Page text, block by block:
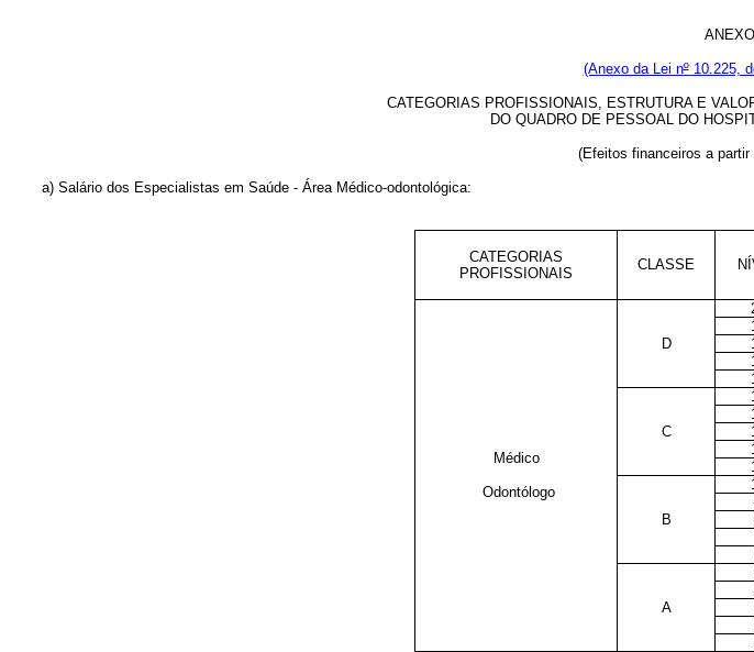
(Anexo da Lei nº10.225,
CATEGORIAS PROFISSIONAIS, ESTRUTURA E
DO QUADRO DE PESSOAL DO
(Efeitos financeiros a partir
a) Salário dos Especialistas em Saúde - Área Médico-odontológica:
CATEGORIAS
PROFISSIONAIS
CLASSE
Médico
Odontólogo
D
C
B
A